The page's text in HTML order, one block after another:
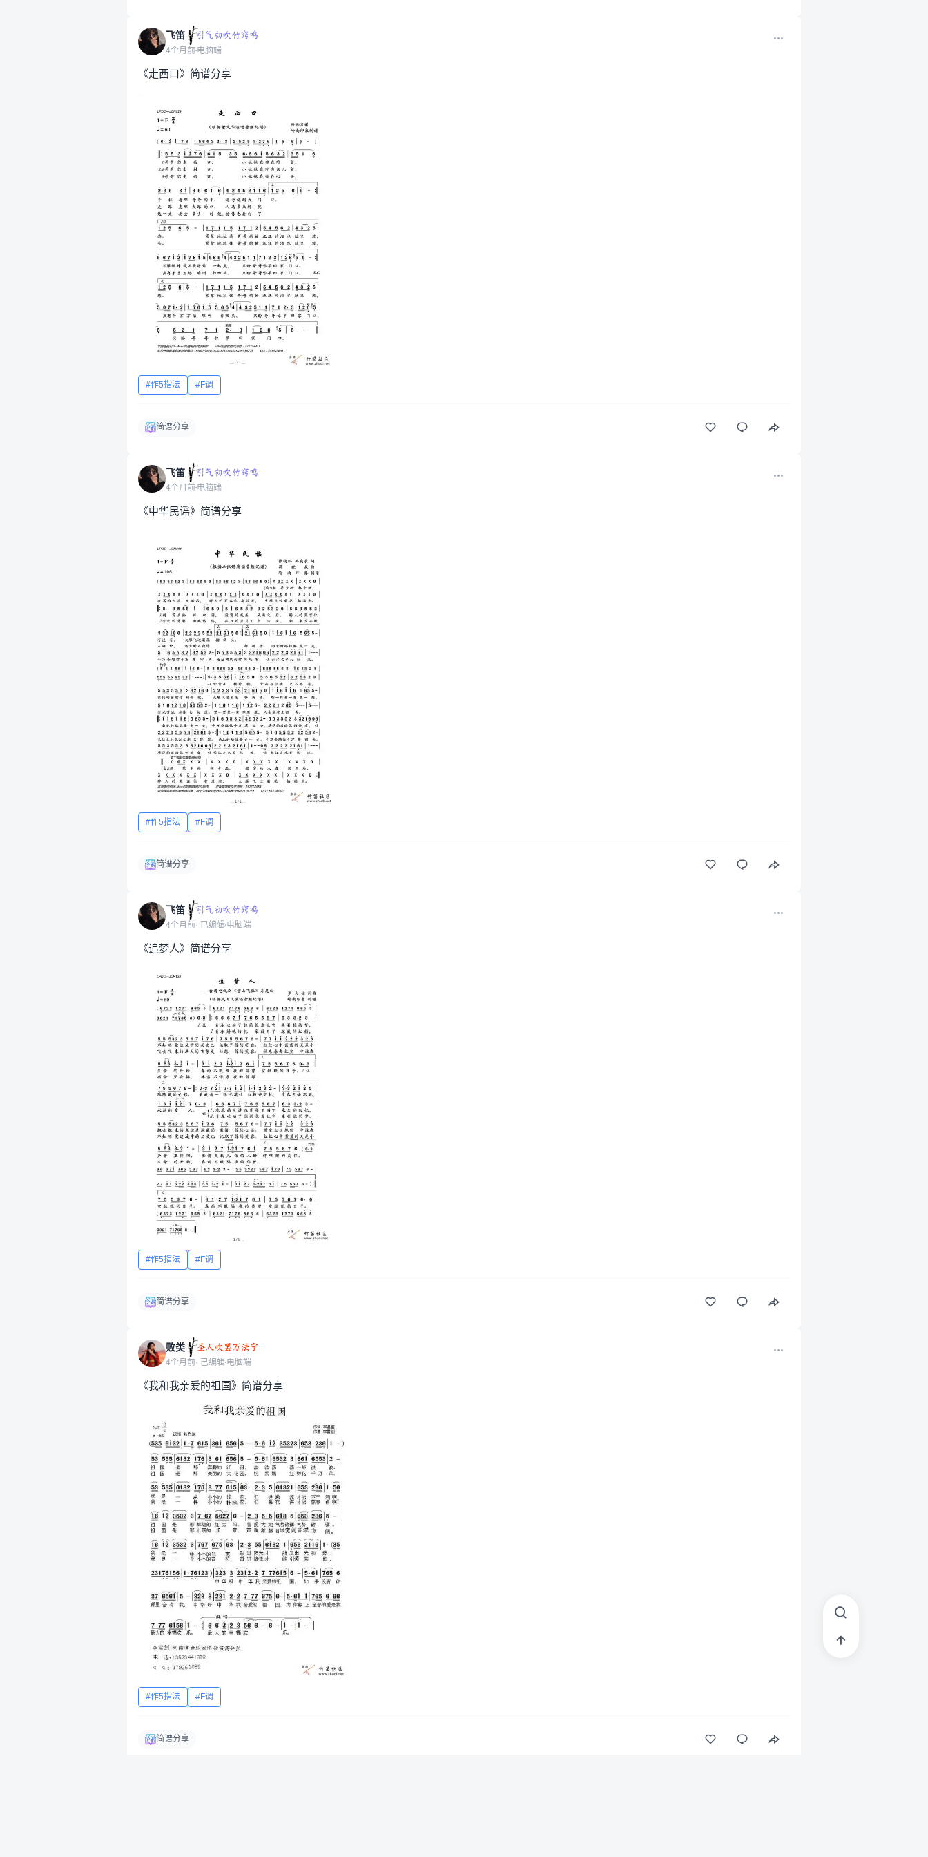
飞笛
4个月前 电脑端
《走西口》简谱分享
作5指法 F调
简谱分享
飞笛
4个月前 电脑端
《中华民谣》简谱分享
作5指法 F调
简谱分享
飞笛
4个月前· 已编辑 电脑端
《追梦人》简谱分享
作5指法 F调
简谱分享
败类
4个月前· 已编辑 电脑端
《我和我亲爱的祖国》简谱分享
作5指法 F调
简谱分享